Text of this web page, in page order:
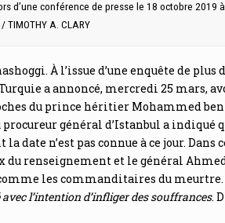
d’une conférence de presse le 18 octobre 2019
A. CLARY
À l’issue d’une enquête de plus
a annoncé, mercredi 25 mars,
du prince héritier Mohammed ben
général d’Istanbul a indiqué
date n’est pas connue à ce jour. Dans
du renseignement et le général
les commanditaires du meurtre.
l’intention d’infliger des souffrances.